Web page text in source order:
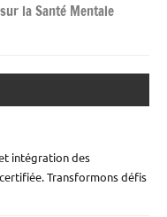
la Santé Mentale
intégration des
Transformons défis